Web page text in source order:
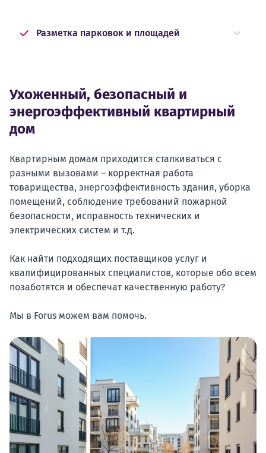
Разметка парковок и площадей
Ухоженный, безопасный и
энергоэффективный квартирный
дом
Квартирным домам приходится сталкиваться с
разными вызовами – корректная работа
товарищества, энергоэффективность здания, уборка
помещений, соблюдение требований пожарной
безопасности, исправность технических и
электрических систем и т.д.
Как найти подходящих поставщиков услуг и
квалифицированных специалистов, которые обо всем
позаботятся и обеспечат качественную работу?
Мы в Forus можем вам помочь.